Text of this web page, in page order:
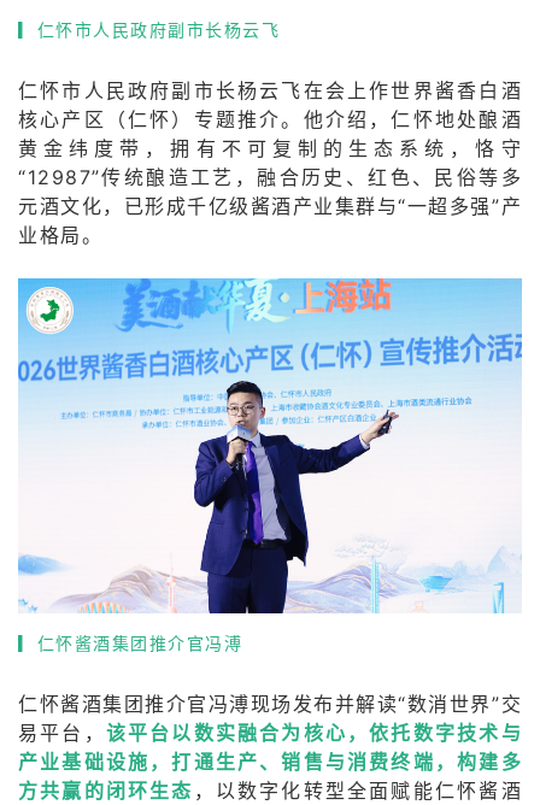
仁怀市人民政府副市长杨云飞
仁怀市人民政府副市长杨云飞在会上作世界酱香白酒
核心产区（仁怀）专题推介。他介绍，仁怀地处酿酒
黄金纬度带，拥有不可复制的生态系统，恪守
“12987”传统酿造工艺，融合历史、红色、民俗等多
元酒文化，已形成千亿级酱酒产业集群与“一超多强”产
业格局。
仁怀酱酒集团推介官冯溥
仁怀酱酒集团推介官冯溥现场发布并解读“数消世界”交
易平台， 该平台以数实融合为核心，依托数字技术与
产业基础设施，打通生产、销售与消费终端，构建多
方共赢的闭环生态 ，以数字化转型全面赋能仁怀酱酒